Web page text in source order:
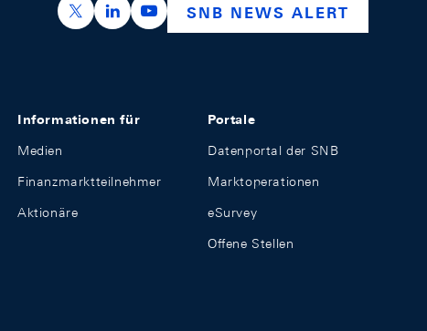
https://x.com/snb_bns
https://ch.linkedin.com/company/swiss-
https://www.youtube.com/
SNB NEWS ALERT
Informationen für
Medien
Finanzmarktteilnehmer
Aktionäre
Portale
Datenportal der SNB
Marktoperationen
eSurvey
Offene Stellen